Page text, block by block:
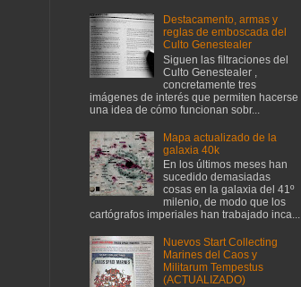
Destacamento, armas y
reglas de emboscada del
Culto Genestealer
Siguen las filtraciones del
Culto Genestealer ,
concretamente tres
imágenes de interés que permiten hacerse
una idea de cómo funcionan sobr...
Mapa actualizado de la
galaxia 40k
En los últimos meses han
sucedido demasiadas
cosas en la galaxia del 41º
milenio, de modo que los
cartógrafos imperiales han trabajado inca...
Nuevos Start Collecting
Marines del Caos y
Militarum Tempestus
(ACTUALIZADO)